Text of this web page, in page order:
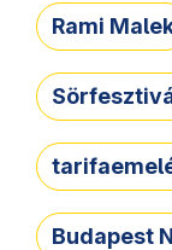
Rami
Budapest